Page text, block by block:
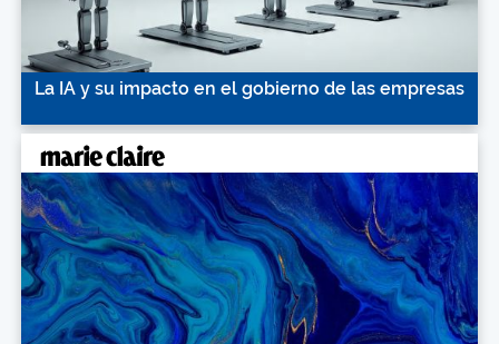
La IA y su impacto en el gobierno de las empresas